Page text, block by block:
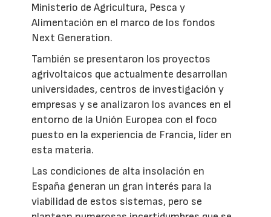
Ministerio de Agricultura, Pesca y
Alimentación en el marco de los fondos
Next Generation.
También se presentaron los proyectos
agrivoltaicos que actualmente desarrollan
universidades, centros de investigación y
empresas y se analizaron los avances en el
entorno de la Unión Europea con el foco
puesto en la experiencia de Francia, líder en
esta materia.
Las condiciones de alta insolación en
España generan un gran interés para la
viabilidad de estos sistemas, pero se